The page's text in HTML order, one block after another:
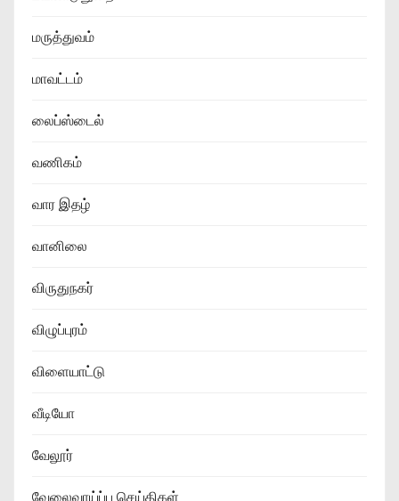
மருத்துவம்
மாவட்டம்
லைப்ஸ்டைல்
வணிகம்
வார இதழ்
வானிலை
விருதுநகர்
விழுப்புரம்
விளையாட்டு
வீடியோ
வேலூர்
வேலைவாய்ப்பு செய்திகள்